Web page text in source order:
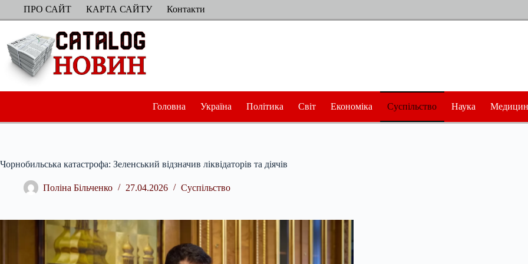
ПерейтиПРО САЙТ КАРТА САЙТУ Контакти
Головна Україна Політика Світ Економіка Суспільство Наука
Чорнобильська катастрофа: Зеленський відзначив ліквідаторів та діячів
Поліна Більченко 27.04.2026 Суспільство